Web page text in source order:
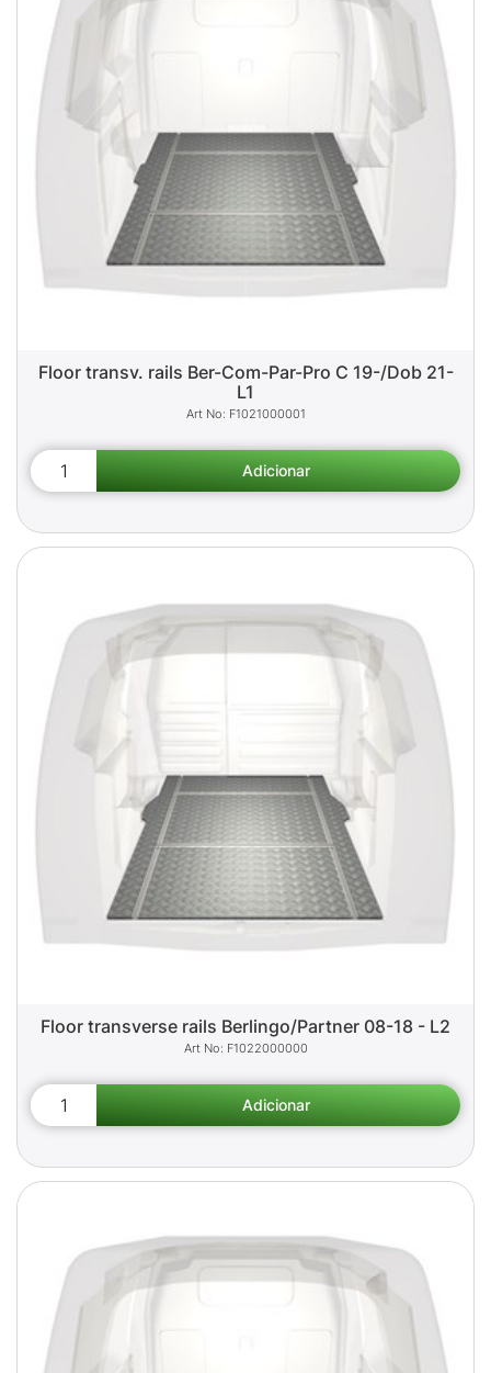
Floor transv. rails Ber-Com-Par-Pro C 19-/Dob 21-
L1
F1021000001
Floor transverse rails Berlingo/Partner 08-18 - L2
F1022000000